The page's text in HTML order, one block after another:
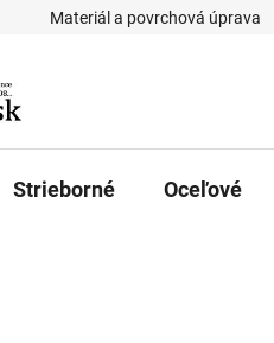
Materiál a povrchová úprava
Strieborné Oceľové